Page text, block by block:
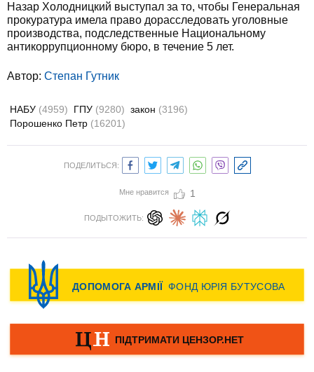
Назар Холодницкий выступал за то, чтобы Генеральная
прокуратура имела право дорасследовать уголовные
производства, подследственные Национальному
антикоррупционному бюро, в течение 5 лет.
Автор: Степан Гутник
НАБУ (4959) ГПУ (9280) закон (3196)
Порошенко Петр (16201)
ПОДЕЛИТЬСЯ:
Мне нравится 1
ПОДЫТОЖИТЬ: